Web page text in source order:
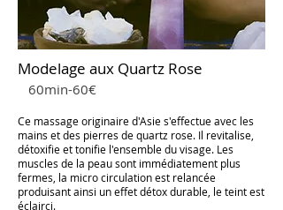
​Modelage aux Quartz Rose
60min-60€
Ce massage originaire d'Asie s'effectue avec les
mains et des pierres de quartz rose. Il revitalise,
détoxifie et tonifie l'ensemble du visage. Les
muscles de la peau sont immédiatement plus
fermes, la micro circulation est relancée
produisant ainsi un effet détox durable, le teint est
éclairci.